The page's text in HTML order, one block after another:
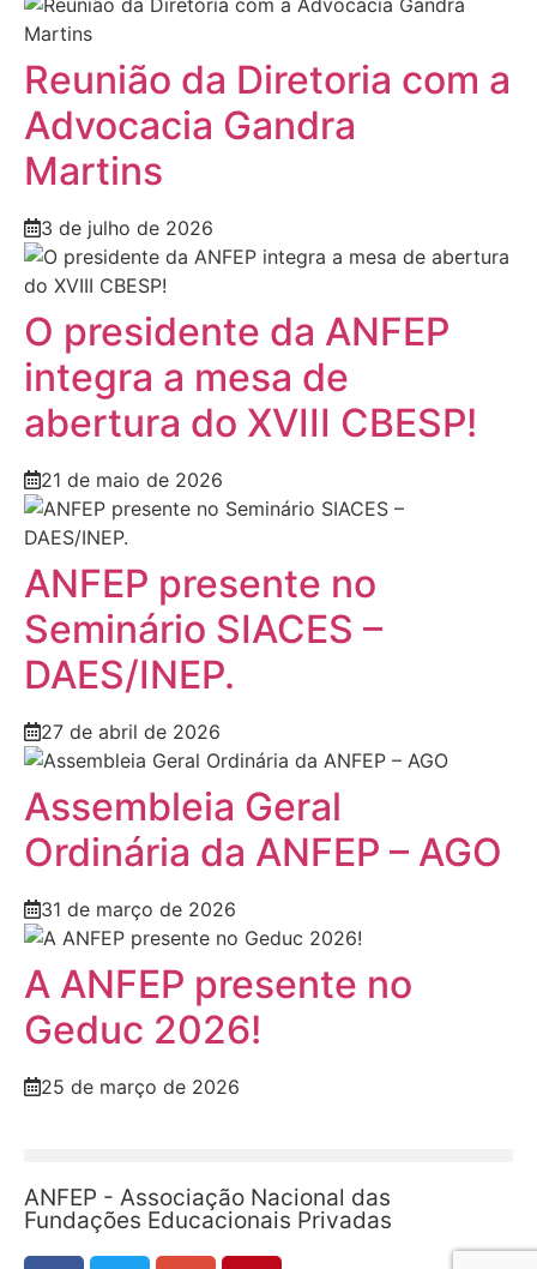
Reunião da Diretoria com a
Advocacia Gandra
Martins
3 de julho de 2026
O presidente da ANFEP
integra a mesa de
abertura do XVIII CBESP!
21 de maio de 2026
ANFEP presente no
Seminário SIACES –
DAES/INEP.
27 de abril de 2026
Assembleia Geral
Ordinária da ANFEP – AGO
31 de março de 2026
A ANFEP presente no
Geduc 2026!
25 de março de 2026
ANFEP - Associação Nacional das
Fundações Educacionais Privadas